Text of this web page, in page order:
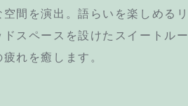
空間を演出。語らいを楽しめる
ドスペースを設けたスイートル
れを癒します。